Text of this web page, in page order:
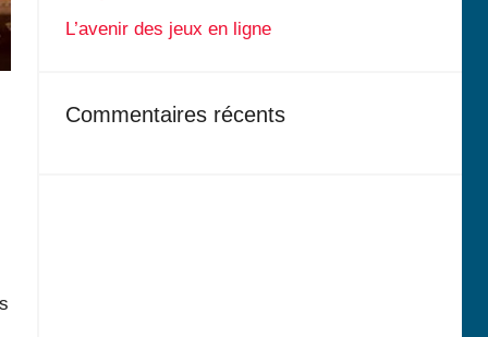
L’avenir des jeux en ligne
Commentaires récents